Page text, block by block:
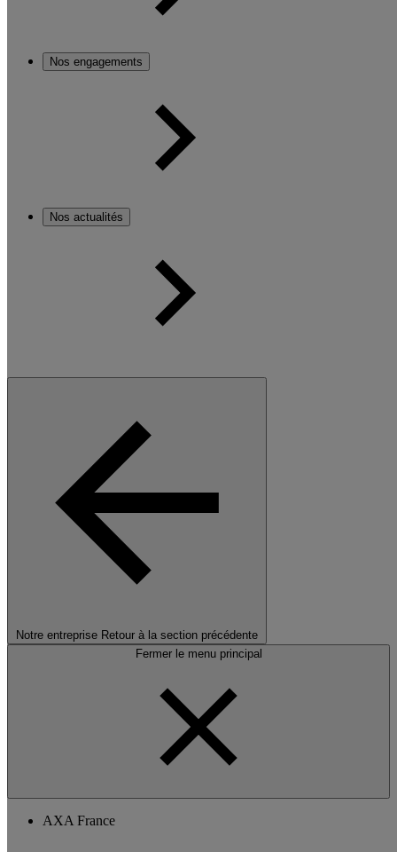
Nos engagements
Nos actualités
Notre entreprise Retour à la section précédente
Fermer le menu principal
AXA France